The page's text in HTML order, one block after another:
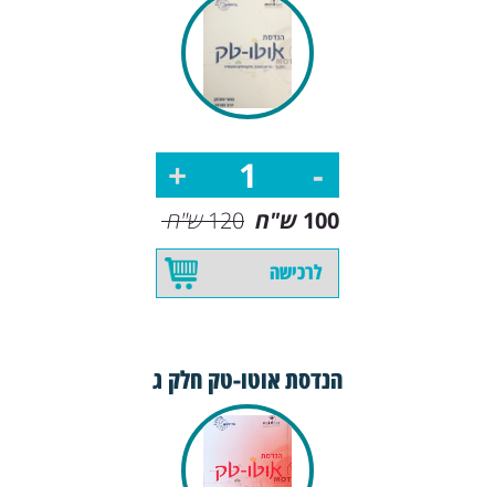
120ש"ח 100 ש"ח
לרכישה
הנדסת אוטו-טק חלק ג